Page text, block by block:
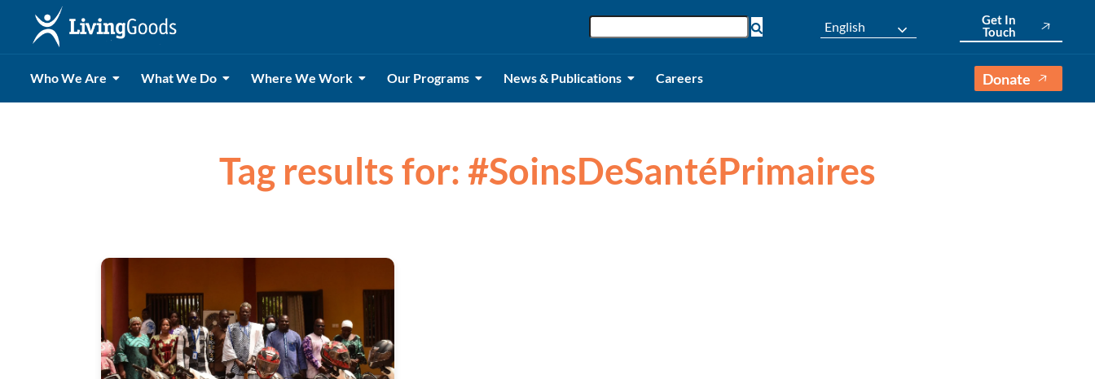
English
Get In
Touch
Who We Are What We Do Where We Work Our Programs News & Publications Careers Donate
Tag results for: #SoinsDeSantéPrimaires